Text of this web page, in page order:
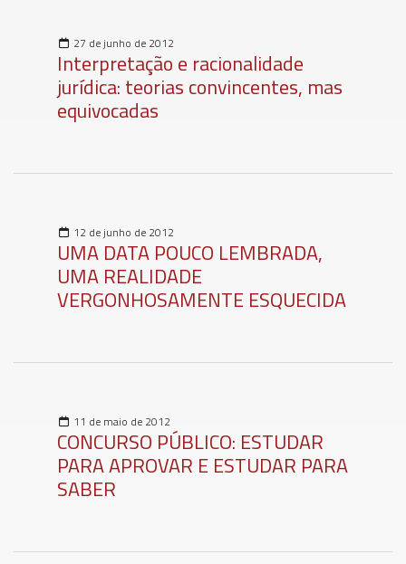
27 de junho de 2012
Interpretação e racionalidade
jurídica: teorias convincentes, mas
equivocadas
12 de junho de 2012
UMA DATA POUCO LEMBRADA,
UMA REALIDADE
VERGONHOSAMENTE ESQUECIDA
11 de maio de 2012
CONCURSO PÚBLICO: ESTUDAR
PARA APROVAR E ESTUDAR PARA
SABER